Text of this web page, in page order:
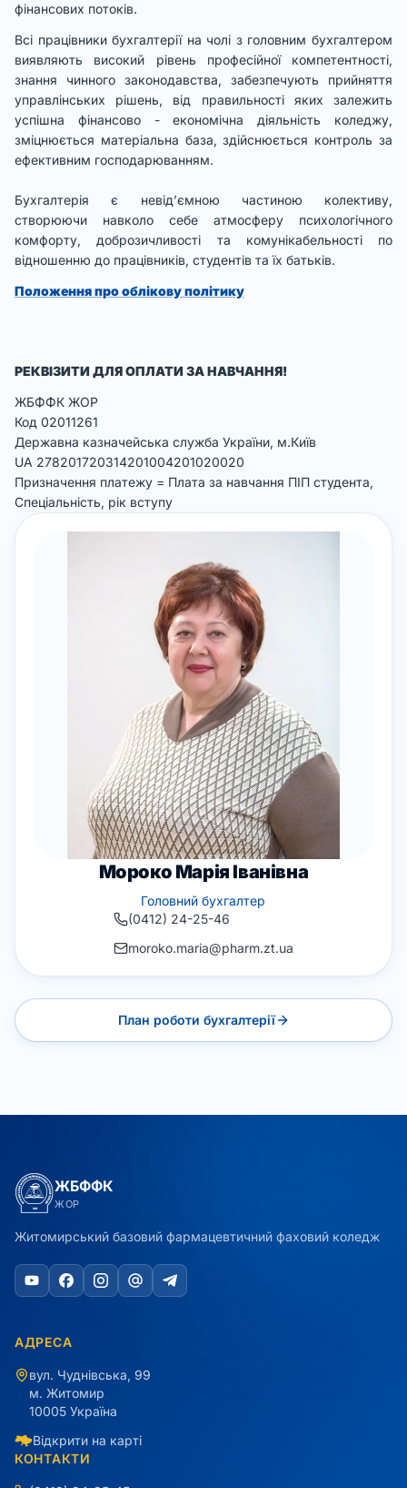
фінансових потоків.
Всі працівники бухгалтерії на чолі з головним бухгалтером
виявляють високий рівень професійної компетентності,
знання чинного законодавства, забезпечують прийняття
управлінських рішень, від правильності яких залежить
успішна фінансово - економічна діяльність коледжу,
зміцнюється матеріальна база, здійснюється контроль за
ефективним господарюванням.
Бухгалтерія є невід’ємною частиною колективу,
створюючи навколо себе атмосферу психологічного
комфорту, доброзичливості та комунікабельності по
відношенню до працівників, студентів та їх батьків.
Положення про облікову політику
РЕКВІЗИТИ ДЛЯ ОПЛАТИ ЗА НАВЧАННЯ!
ЖБФФК ЖОР
Код 02011261
Державна казначейська служба України, м.Київ
UA 278201720314201004201020020
Призначення платежу = Плата за навчання ПІП студента,
Спеціальність, рік вступу
Мороко Марія Іванівна
Головний бухгалтер
(0412) 24-25-46
moroko.maria@pharm.zt.ua
План роботи бухгалтерії
ЖБФФК
ЖОР
Житомирський базовий фармацевтичний фаховий коледж
АДРЕСА
вул. Чуднівська, 99
м. Житомир
10005 Україна
Відкрити на карті
КОНТАКТИ